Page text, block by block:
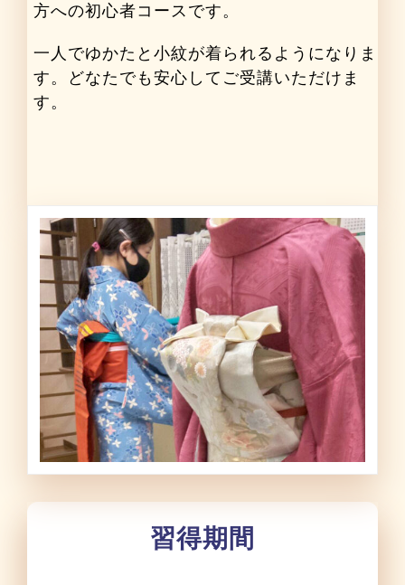
方への初心者コースです。
一人でゆかたと小紋が着られるようになりま
す。どなたでも安心してご受講いただけま
す。
習得期間